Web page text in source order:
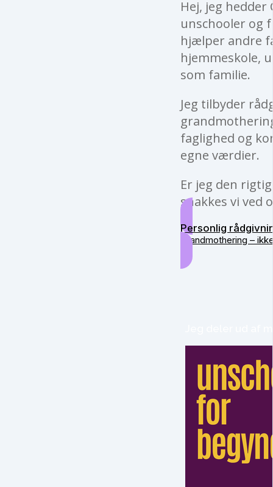
Hej, jeg
unschooler og
hjælper andre
hjemmeskole,
som familie.
Jeg tilbyder
faglighed og
egne værdier.
Er jeg den
snakkes vi ved
Personlig
Grandmothering –